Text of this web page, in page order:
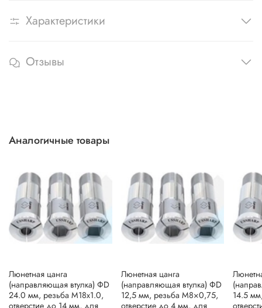
Характеристики
Отзывы
Аналогичные товары
Люнетная цанга
(направляющая втулка) ΦD
24.0 мм, резьба M18x1.0,
отверстие до 14 мм, для
Люнетная цанга
(направляющая втулка) ΦD
12,5 мм, резьба M8×0,75,
отверстие до 4 мм, для
14.5